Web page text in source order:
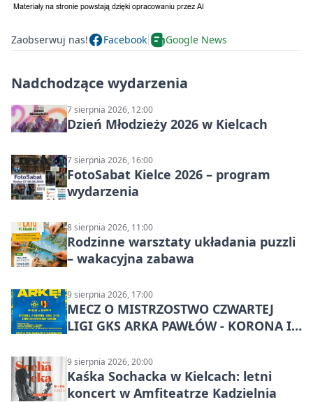
Zaobserwuj nas! Facebook Google News
Nadchodzące wydarzenia
7 sierpnia 2026, 12:00
Dzień Młodzieży 2026 w Kielcach
7 sierpnia 2026, 16:00
FotoSabat Kielce 2026 – program
wydarzenia
8 sierpnia 2026, 11:00
Rodzinne warsztaty układania puzzli
– wakacyjna zabawa
9 sierpnia 2026, 17:00
MECZ O MISTRZOSTWO CZWARTEJ
LIGI GKS ARKA PAWŁÓW - KORONA III
9 sierpnia 2026, 20:00
Kaśka Sochacka w Kielcach: letni
koncert w Amfiteatrze Kadzielnia